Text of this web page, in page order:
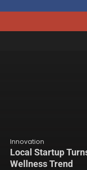
Innovation
Local Startup
Wellness Trend